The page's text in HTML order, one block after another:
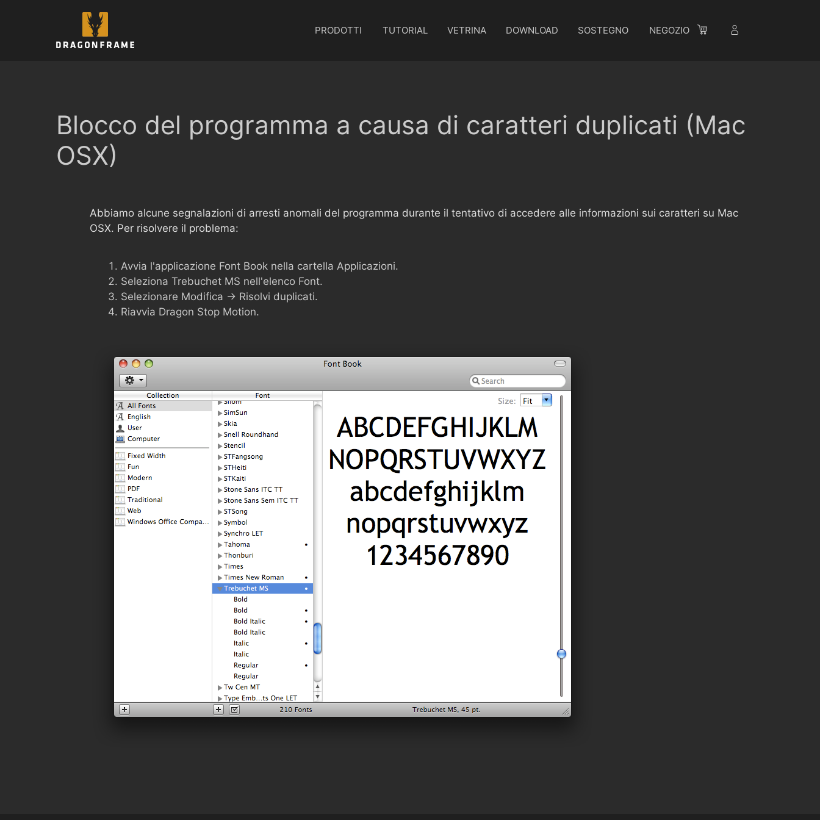
PRODOTTI TUTORIAL VETRINA DOWNLOAD SOSTEGNO NEGOZIO
Blocco del programma a causa di caratteri duplicati (Mac
OSX)
Abbiamo alcune segnalazioni di arresti anomali del programma durante il tentativo di accedere alle informazioni sui caratteri su Mac
OSX. Per risolvere il problema:
Avvia l'applicazione Font Book nella cartella Applicazioni.
Seleziona Trebuchet MS nell'elenco Font.
Selezionare Modifica -> Risolvi duplicati.
Riavvia Dragon Stop Motion.